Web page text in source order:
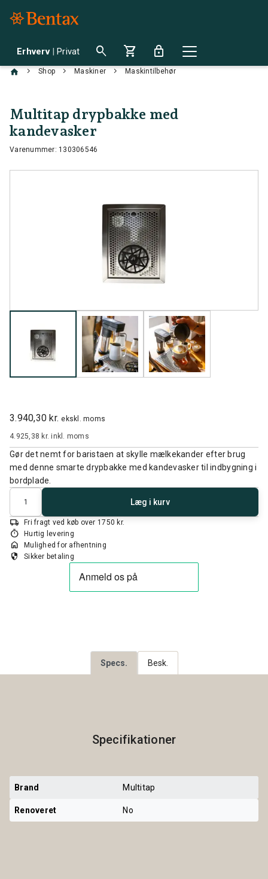
Erhverv | Privat search shopping_cart lock
chevron_right Shop chevron_right Maskiner chevron_right Maskintilbehør
Multitap drypbakke med
kandevasker
Varenummer: 130306546
3.940,30 kr. ekskl. moms
4.925,38 kr.inkl. moms
Gør det nemt for baristaen at skylle mælkekander efter brug
med denne smarte drypbakke med kandevasker til indbygning i
bordplade.
Antal
Læg i kurv
local_shipping Fri fragt ved køb over 1750 kr.
timer Hurtig levering
home Mulighed for afhentning
security Sikker betaling
Specs. Besk.
Specifikationer
Brand Multitap
Renoveret No